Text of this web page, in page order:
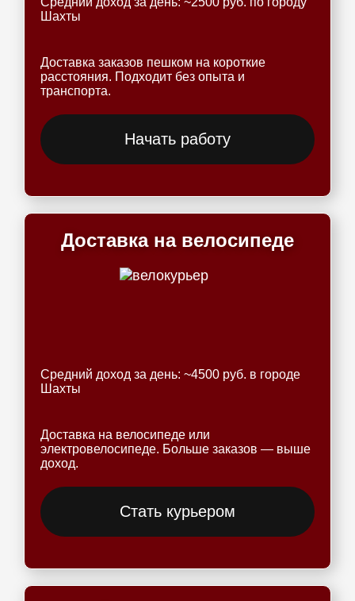
Шахты
Доставка заказов пешком на короткие
расстояния. Подходит без опыта и
транспорта.
Начать работу
Доставка на велосипеде
Средний доход за день: ~4500 руб. в городе
Шахты
Доставка на велосипеде или
электровелосипеде. Больше заказов — выше
доход.
Стать курьером